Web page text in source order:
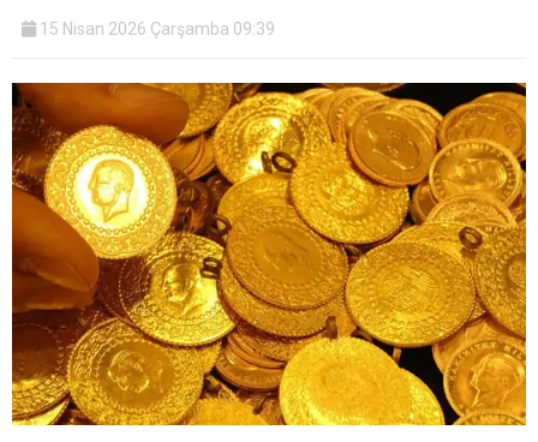
15 Nisan 2026 Çarşamba 09:39